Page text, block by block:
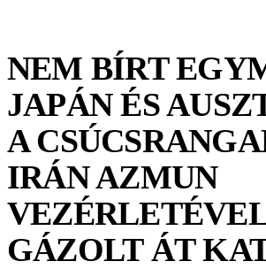
NEM BÍRT
JAPÁN ÉS
A
IRÁN AZMUN
GÁZOLT ÁT